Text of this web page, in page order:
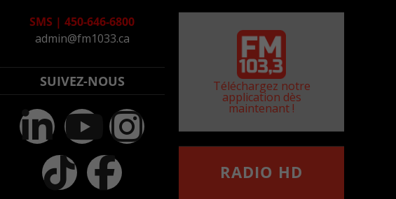
SMS | 450-646-6800
admin@fm1033.ca
SUIVEZ-NOUS Téléchargez notre
application dès
maintenant !
RADIO HD